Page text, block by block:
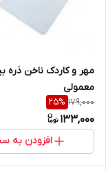
مهر و کاردک ناخن ذره
معمولی
179,000
25%
133,000
افزودن به